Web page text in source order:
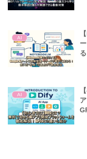
AI
AI